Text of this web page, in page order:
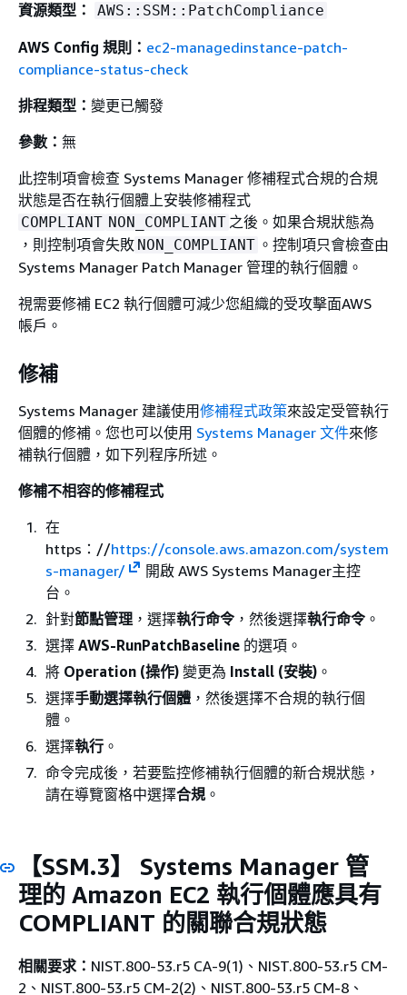
資源類型：
AWS::SSM::PatchCompliance
AWS Config 規則： ec2-managedinstance-patch-
compliance-status-check
排程類型： 變更已觸發
參數： 無
此控制項會檢查 Systems Manager 修補程式合規的合規
狀態是否在執行個體上安裝修補程式
COMPLIANT NON_COMPLIANT 之後。如果合規狀態為
，則控制項會失敗 NON_COMPLIANT 。控制項只會檢查由
Systems Manager Patch Manager 管理的執行個體。
視需要修補 EC2 執行個體可減少您組織的受攻擊面AWS
帳戶。
修補
Systems Manager 建議使用修補程式政策來設定受管執行
個體的修補。您也可以使用 Systems Manager 文件來修
補執行個體，如下列程序所述。
修補不相容的修補程式
在
https：//https://console.aws.amazon.com/system
s-manager/
開啟 AWS Systems Manager主控
台。
針對節點管理 ，選擇執行命令 ，然後選擇執行命令 。
選擇 AWS-RunPatchBaseline 的選項。
將 Operation (操作) 變更為 Install (安裝) 。
選擇手動選擇執行個體 ，然後選擇不合規的執行個
體。
選擇執行 。
命令完成後，若要監控修補執行個體的新合規狀態，
請在導覽窗格中選擇合規 。
【SSM.3】 Systems Manager 管
理的 Amazon EC2 執行個體應具有
COMPLIANT 的關聯合規狀態
相關要求： NIST.800-53.r5 CA-9(1)、NIST.800-53.r5 CM-
2、NIST.800-53.r5 CM-2(2)、NIST.800-53.r5 CM-8、